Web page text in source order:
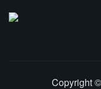
Copyright